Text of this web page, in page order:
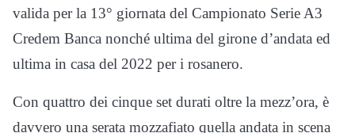
valida per la 13° giornata del Campionato Serie A3
Credem Banca nonché ultima del girone d’andata ed
ultima in casa del 2022 per i rosanero.
Con quattro dei cinque set durati oltre la mezz’ora, è
davvero una serata mozzafiato quella andata in scena